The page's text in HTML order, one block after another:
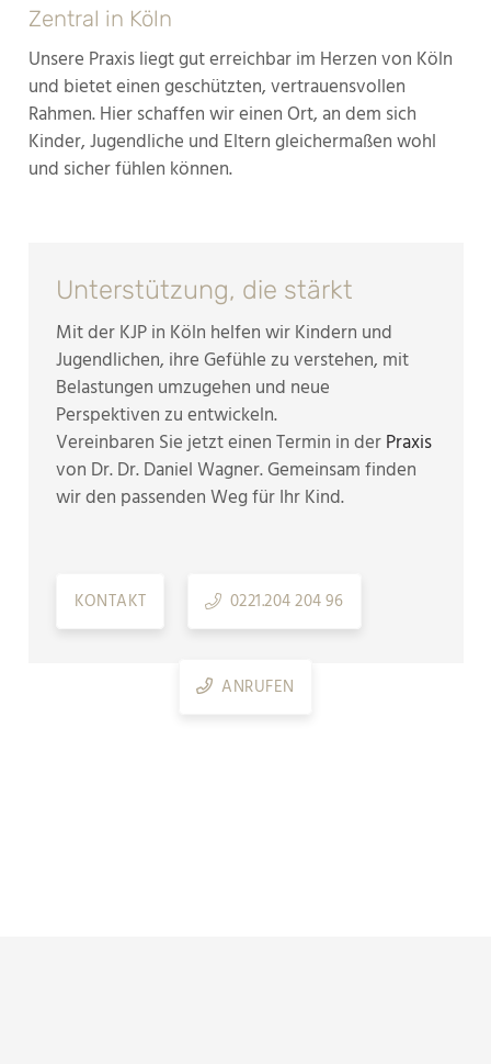
Zentral in Köln
Unsere Praxis liegt gut erreichbar im Herzen von Köln
und bietet einen geschützten, vertrauensvollen
Rahmen. Hier schaffen wir einen Ort, an dem sich
Kinder, Jugendliche und Eltern gleichermaßen wohl
und sicher fühlen können.
Unterstützung, die stärkt
Mit der KJP in Köln helfen wir Kindern und
Jugendlichen, ihre Gefühle zu verstehen, mit
Belastungen umzugehen und neue
Perspektiven zu entwickeln.
Vereinbaren Sie jetzt einen Termin in derPraxis
von Dr. Dr. Daniel Wagner. Gemeinsam finden
wir den passenden Weg für Ihr Kind.
KONTAKT 0221.204 204 96
ANRUFEN